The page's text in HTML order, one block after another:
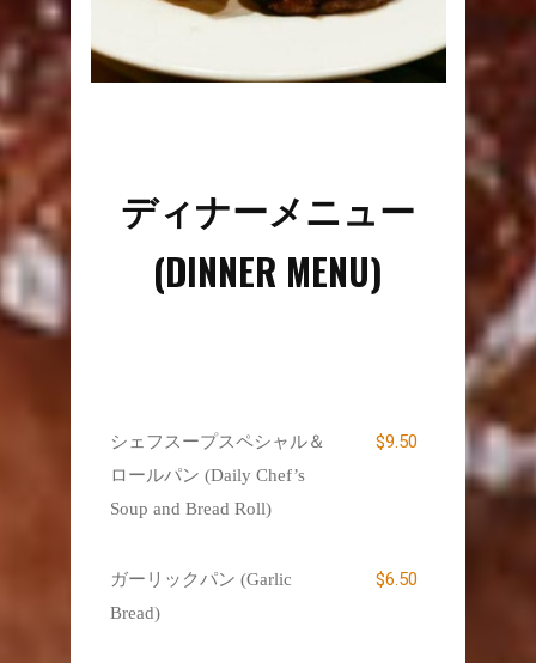
ディナーメニュー
(DINNER MENU)
シェフスープスペシャル＆
ロールパン (Daily Chef’s
Soup and Bread Roll)
$9.50
ガーリックパン (Garlic
Bread)
$6.50